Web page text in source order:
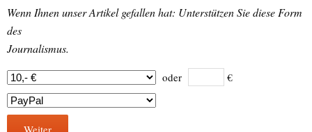
Wenn Ihnen unser Artikel gefallen hat: Unterstützen Sie diese Form
des
Journalismus.
oder €